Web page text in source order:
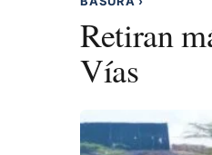
Retiran
Vías